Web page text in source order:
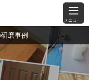
メニュー
磨事例